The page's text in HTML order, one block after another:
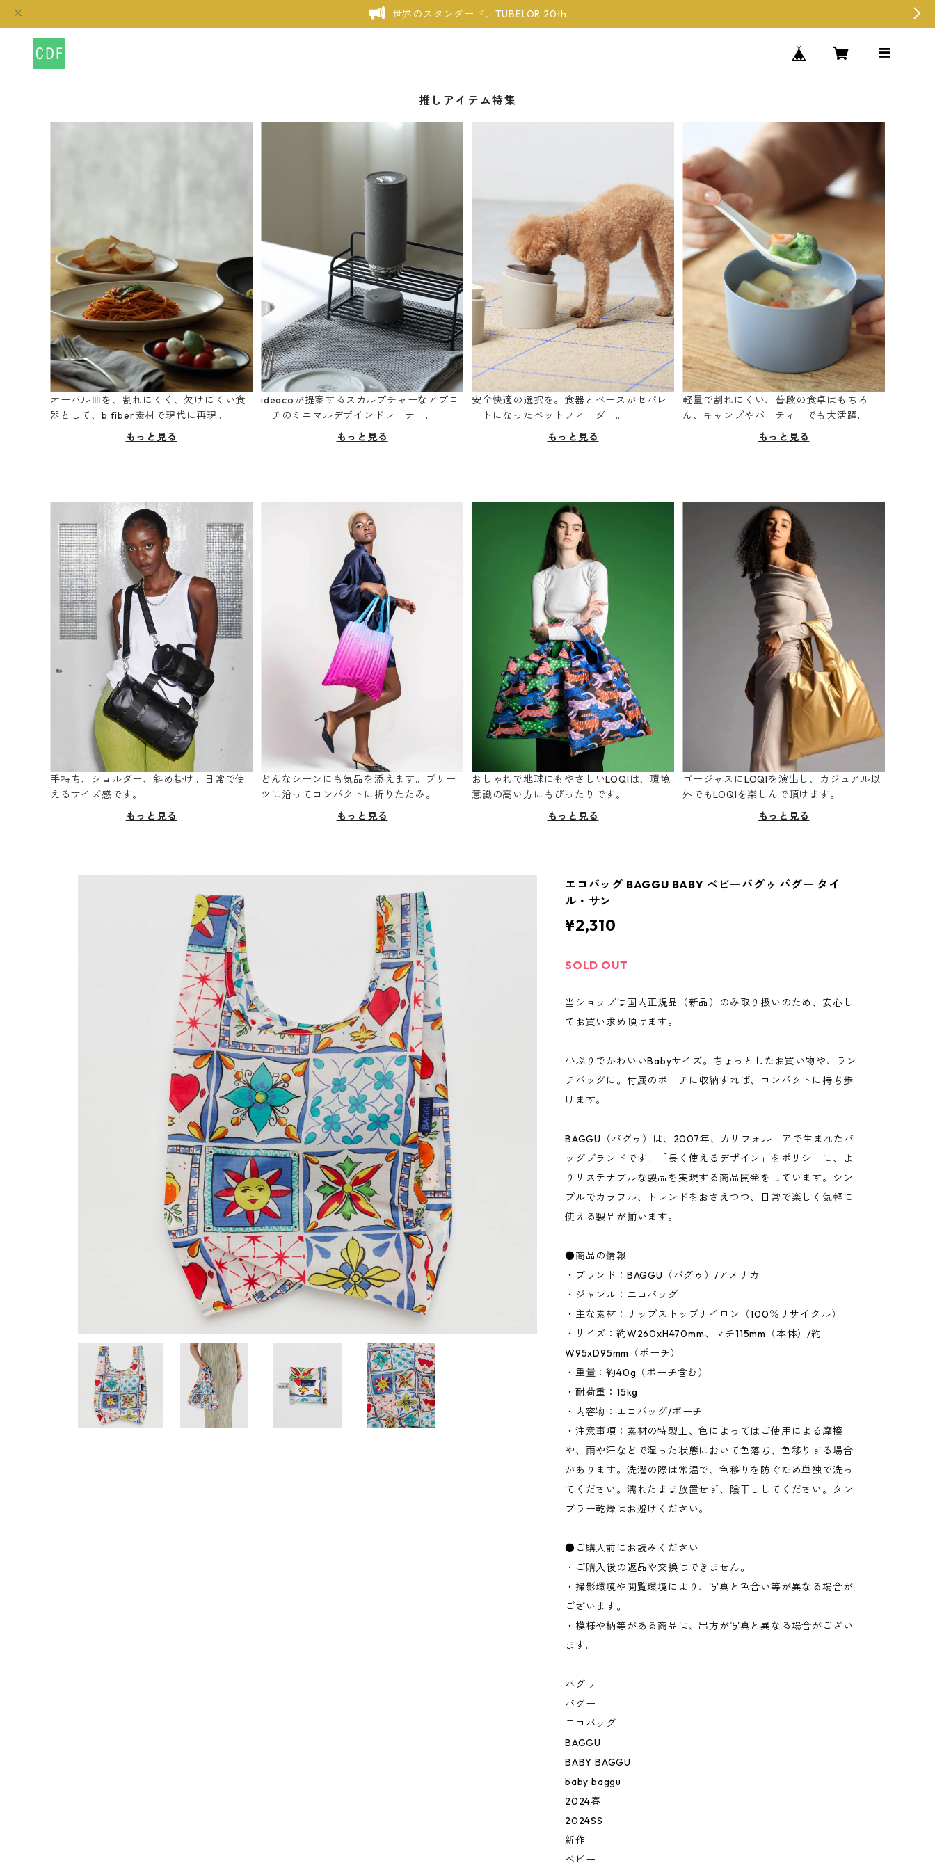
世界のスタンダード、TUBELOR 20th
推しアイテム特集
オーバル皿を、割れにくく、欠けにくい食
器として、b fiber素材で現代に再現。
もっと見る
ideacoが提案するスカルプチャーなアプロ
ーチのミニマルデザインドレーナー。
もっと見る
安全快適の選択を。食器とベースがセパレ
ートになったペットフィーダー。
もっと見る
軽量で割れにくい、普段の食卓はもちろ
ん、キャンプやパーティーでも大活躍。
もっと見る
手持ち、ショルダー、斜め掛け。日常で使
えるサイズ感です。
もっと見る
どんなシーンにも気品を添えます。プリー
ツに沿ってコンパクトに折りたたみ。
もっと見る
おしゃれで地球にもやさしいLOQIは、環境
意識の高い方にもぴったりです。
もっと見る
ゴージャスにLOQIを演出し、カジュアル以
外でもLOQIを楽しんで頂けます。
もっと見る
エコバッグ BAGGU BABY ベビーバグゥ バグー タイ
ル・サン
¥2,310
SOLD OUT
当ショップは国内正規品（新品）のみ取り扱いのため、安心し
てお買い求め頂けます。
小ぶりでかわいいBabyサイズ。ちょっとしたお買い物や、ラン
チバッグに。付属のポーチに収納すれば、コンパクトに持ち歩
けます。
BAGGU（バグゥ）は、2007年、カリフォルニアで生まれたバ
ッグブランドです。「長く使えるデザイン」をポリシーに、よ
りサステナブルな製品を実現する商品開発をしています。シン
プルでカラフル、トレンドをおさえつつ、日常で楽しく気軽に
使える製品が揃います。
●商品の情報
・ブランド：BAGGU（バグゥ）/アメリカ
・ジャンル：エコバッグ
・主な素材：リップストップナイロン（100％リサイクル）
・サイズ：約W260xH470mm、マチ115mm（本体）/約
W95xD95mm（ポーチ）
・重量：約40g（ポーチ含む）
・耐荷重：15kg
・内容物：エコバッグ/ポーチ
・注意事項：素材の特製上、色によってはご使用による摩擦
や、雨や汗などで湿った状態において色落ち、色移りする場合
があります。洗濯の際は常温で、色移りを防ぐため単独で洗っ
てください。濡れたまま放置せず、陰干ししてください。タン
ブラー乾燥はお避けください。
●ご購入前にお読みください
・ご購入後の返品や交換はできません。
・撮影環境や閲覧環境により、写真と色合い等が異なる場合が
ございます。
・模様や柄等がある商品は、出方が写真と異なる場合がござい
ます。
バグゥ
バグー
エコバッグ
BAGGU
BABY BAGGU
baby baggu
2024春
2024SS
新作
ベビー